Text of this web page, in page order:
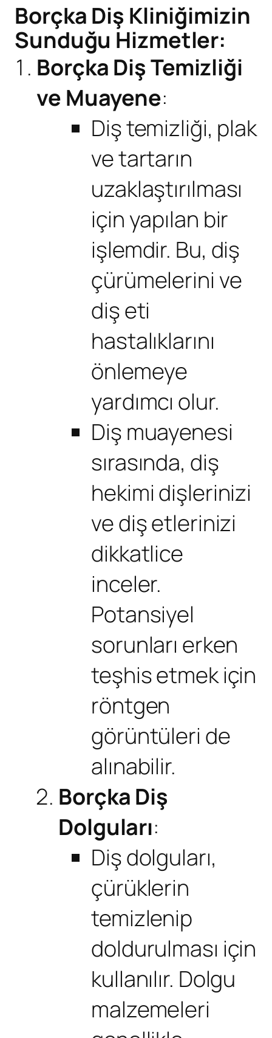
Borçka Diş Kliniğimizin
Sunduğu Hizmetler:
Borçka Diş Temizliği
ve Muayene:
Diş temizliği, plak
ve tartarın
uzaklaştırılması
için yapılan bir
işlemdir. Bu, diş
çürümelerini ve
diş eti
hastalıklarını
önlemeye
yardımcı olur.
Diş muayenesi
sırasında, diş
hekimi dişlerinizi
ve diş etlerinizi
dikkatlice
inceler.
Potansiyel
sorunları erken
teşhis etmek için
röntgen
görüntüleri de
alınabilir.
Borçka Diş
Dolguları:
Diş dolguları,
çürüklerin
temizlenip
doldurulması için
kullanılır. Dolgu
malzemeleri